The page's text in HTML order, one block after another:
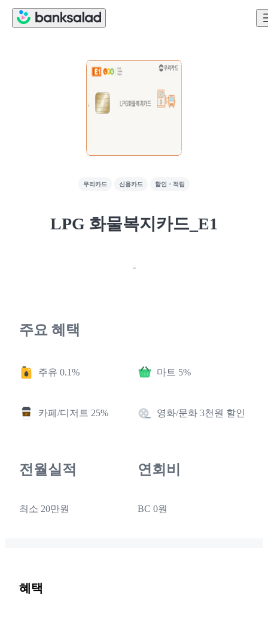
우리카드 신용카드 할인・적립
LPG 화물복지카드_E1
-
주요 혜택
주유 0.1% 마트 5%
카페/디저트 25% 영화/문화 3천원 할인
전월실적
최소 20만원
연회비
BC 0원
혜택